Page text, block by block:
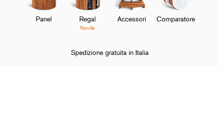
Panel Regal
Novità
Accessori Comparatore
Spedizione gratuita in Italia